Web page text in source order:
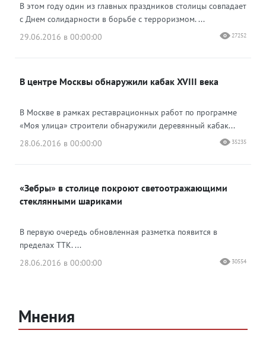
В этом году один из главных праздников столицы совпадает
с Днем солидарности в борьбе с терроризмом. ...
29.06.2016 в 00:00:00
27252
В центре Москвы обнаружили кабак XVIII века
В Москве в рамках реставрационных работ по программе
«Моя улица» строители обнаружили деревянный кабак...
28.06.2016 в 00:00:00
35235
«Зебры» в столице покроют светоотражающими
стеклянными шариками
В первую очередь обновленная разметка появится в
пределах ТТК. ...
28.06.2016 в 00:00:00
30554
Мнения